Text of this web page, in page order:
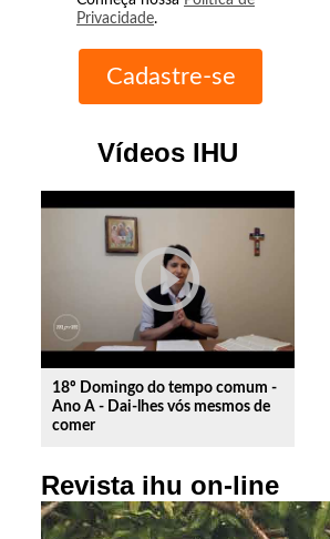
Privacidade.
Vídeos IHU
play_circle_outline
18º Domingo do tempo comum -
Ano A - Dai-lhes vós mesmos de
comer
Revista ihu on-line